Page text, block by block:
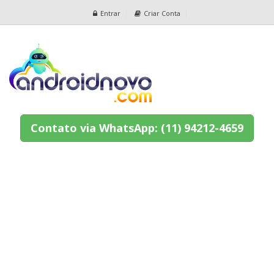
Entrar Criar Conta
Contato via WhatsApp: (11) 94212-4659